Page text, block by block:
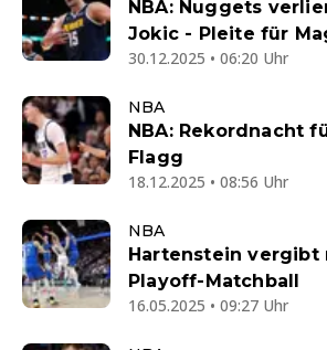
NBA: Nuggets
Jokic - Pleite für
30.12.2025 • 06:20 Uhr
NBA
NBA: Rekordnacht
Flagg
18.12.2025 • 08:56 Uhr
NBA
Hartenstein vergibt
Playoff-Matchball
16.05.2025 • 09:27 Uhr